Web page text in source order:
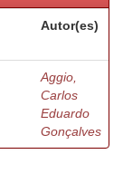
Autor(es)
Aggio,
Carlos
Eduardo
Gonçalves